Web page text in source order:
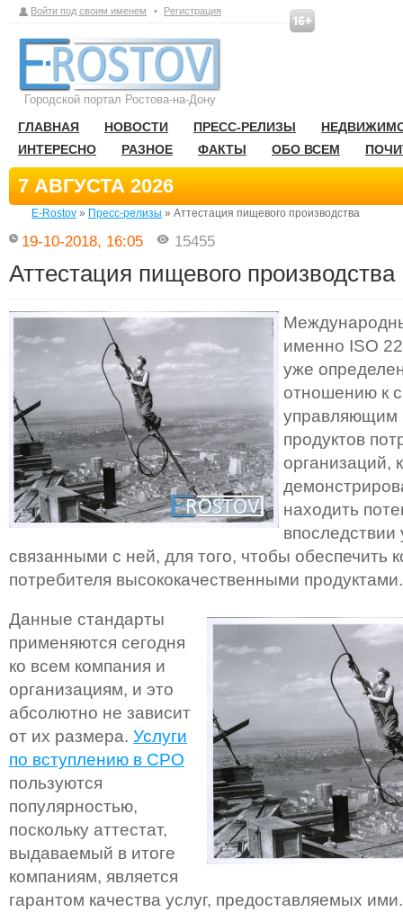
Войти под своим именем • Регистрация
Городской портал Ростова-на-Дону
ГЛАВНАЯ НОВОСТИ ПРЕСС-РЕЛИЗЫ
ИНТЕРЕСНО
РАЗНОЕ ФАКТЫ ОБО ВСЕМ
7 АВГУСТА 2026
E-Rostov » Пресс-релизы » Аттестация пищевого производства
19-10-2018, 16:05 15455
Аттестация пищевого производства
именно ISO
уже
отношению к
управляющим
продуктов
организаций,
находить
впоследствии
связанными с ней, для того, чтобы обеспечить
потребителя высококачественными продуктами.
Данные стандарты
применяются сегодня
ко всем компания и
организациям, и это
абсолютно не зависит
от их размера. Услуги
по вступлению в СРО
пользуются
популярностью,
поскольку аттестат,
выдаваемый в итоге
компаниям, является
гарантом качества услуг, предоставляемых ими.